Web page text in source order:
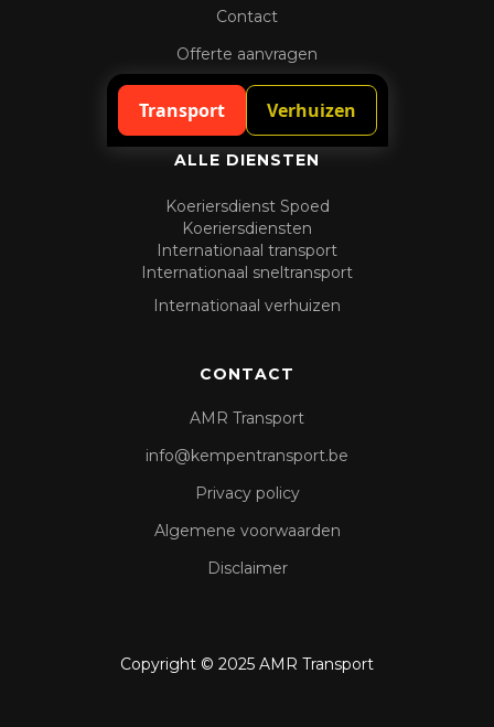
Contact
Offerte aanvragen
Spoedaanvraag
ALLE DIENSTEN
Koeriersdienst Spoed
Koeriersdiensten
Internationaal transport
Internationaal sneltransport
Internationaal verhuizen
CONTACT
AMR Transport
info@kempentransport.be
Privacy policy
Algemene voorwaarden
Disclaimer
Copyright © 2025 AMR Transport
Transport Verhuizen